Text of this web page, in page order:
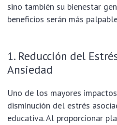
sino también su bienestar
beneficios serán más
1. Reducción del
Ansiedad
Uno de los mayores
disminución del estrés
educativa. Al proporcionar